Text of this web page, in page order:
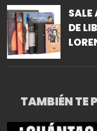
SALE
DE
TAMBIÉN TE